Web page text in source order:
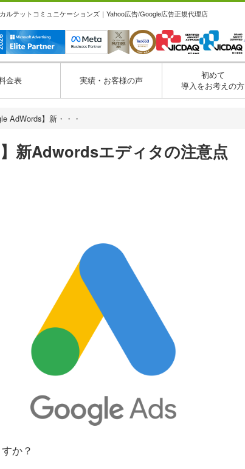
ルテットコミュニケーションズ｜Yahoo広告/Google広告正規代理店
金表 実績・お客様の声
初めて
導入をお考えの方
AdWords】新・・・
新Adwordsエディタの注意点
か？